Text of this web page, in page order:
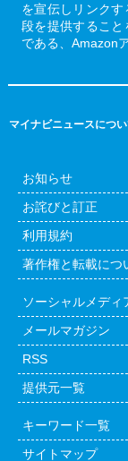
を宣伝しリンク
段を提供するこ
である、Amazon
マイナビニュースにつ
お知らせ
お詫びと訂正
利用規約
著作権と転載につ
ソーシャルメディ
メールマガジン
RSS
提供元一覧
キーワード一覧
サイトマップ